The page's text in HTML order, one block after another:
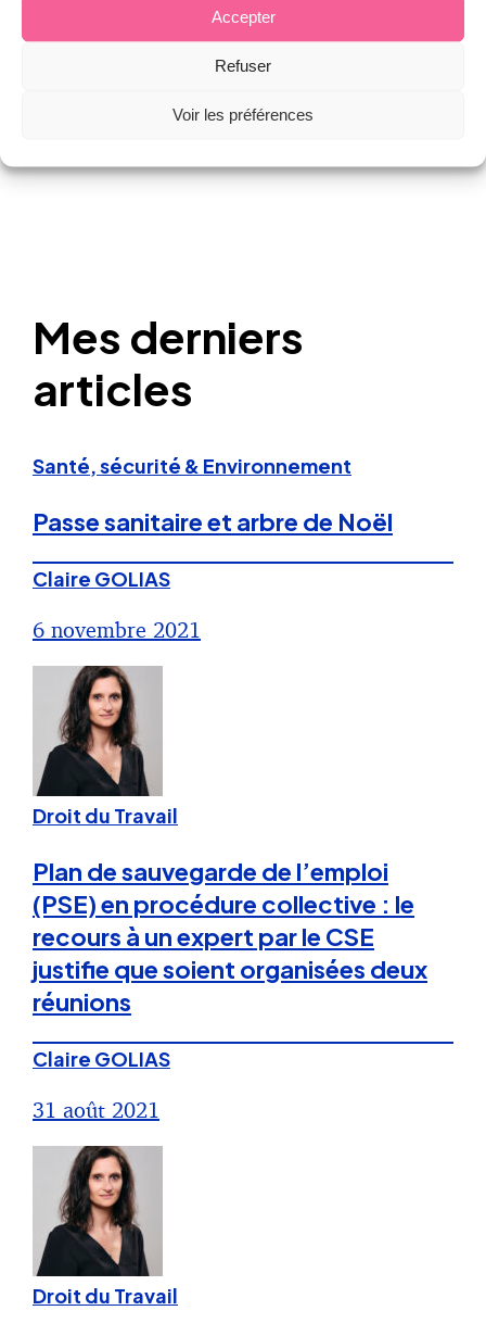
Accepter
Refuser
Voir les préférences
Mes derniers
articles
Santé, sécurité & Environnement
Passe sanitaire et arbre de Noël
Claire GOLIAS
6 novembre 2021
Droit du Travail
Plan de sauvegarde de l’emploi
(PSE) en procédure collective : le
recours à un expert par le CSE
justifie que soient organisées deux
réunions
Claire GOLIAS
31 août 2021
Droit du Travail